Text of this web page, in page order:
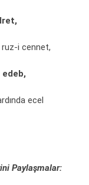
ruz-i cennet,
edeb,
ecel
Paylaşmalar: